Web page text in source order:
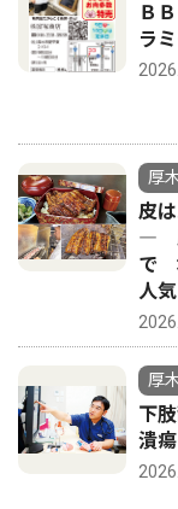
Ｂ
ラ
厚
皮
―
で
人気
厚
下
潰